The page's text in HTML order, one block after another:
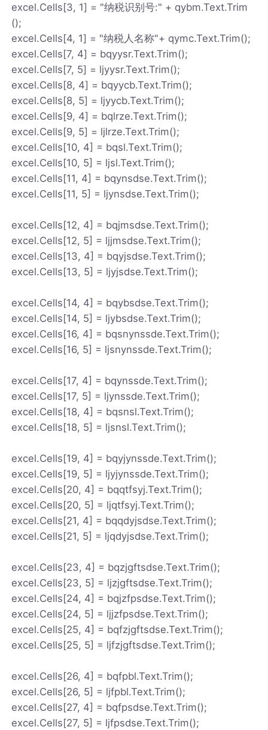
excel.Cells[3, 1] = "纳税识别号:" + qybm.Text.Trim
();
excel.Cells[4, 1] = "纳税人名称"+ qymc.Text.Trim();
excel.Cells[7, 4] = bqyysr.Text.Trim();
excel.Cells[7, 5] = ljyysr.Text.Trim();
excel.Cells[8, 4] = bqyycb.Text.Trim();
excel.Cells[8, 5] = ljyycb.Text.Trim();
excel.Cells[9, 4] = bqlrze.Text.Trim();
excel.Cells[9, 5] = ljlrze.Text.Trim();
excel.Cells[10, 4] = bqsl.Text.Trim();
excel.Cells[10, 5] = ljsl.Text.Trim();
excel.Cells[11, 4] = bqynsdse.Text.Trim();
excel.Cells[11, 5] = ljynsdse.Text.Trim();
excel.Cells[12, 4] = bqjmsdse.Text.Trim();
excel.Cells[12, 5] = ljjmsdse.Text.Trim();
excel.Cells[13, 4] = bqyjsdse.Text.Trim();
excel.Cells[13, 5] = ljyjsdse.Text.Trim();
excel.Cells[14, 4] = bqybsdse.Text.Trim();
excel.Cells[14, 5] = ljybsdse.Text.Trim();
excel.Cells[16, 4] = bqsnynssde.Text.Trim();
excel.Cells[16, 5] = ljsnynssde.Text.Trim();
excel.Cells[17, 4] = bqynssde.Text.Trim();
excel.Cells[17, 5] = ljynssde.Text.Trim();
excel.Cells[18, 4] = bqsnsl.Text.Trim();
excel.Cells[18, 5] = ljsnsl.Text.Trim();
excel.Cells[19, 4] = bqyjynssde.Text.Trim();
excel.Cells[19, 5] = ljyjynssde.Text.Trim();
excel.Cells[20, 4] = bqqtfsyj.Text.Trim();
excel.Cells[20, 5] = ljqtfsyj.Text.Trim();
excel.Cells[21, 4] = bqqdyjsdse.Text.Trim();
excel.Cells[21, 5] = ljqdyjsdse.Text.Trim();
excel.Cells[23, 4] = bqzjgftsdse.Text.Trim();
excel.Cells[23, 5] = ljzjgftsdse.Text.Trim();
excel.Cells[24, 4] = bqjzfpsdse.Text.Trim();
excel.Cells[24, 5] = ljjzfpsdse.Text.Trim();
excel.Cells[25, 4] = bqfzjgftsdse.Text.Trim();
excel.Cells[25, 5] = ljfzjgftsdse.Text.Trim();
excel.Cells[26, 4] = bqfpbl.Text.Trim();
excel.Cells[26, 5] = ljfpbl.Text.Trim();
excel.Cells[27, 4] = bqfpsdse.Text.Trim();
excel.Cells[27, 5] = ljfpsdse.Text.Trim();